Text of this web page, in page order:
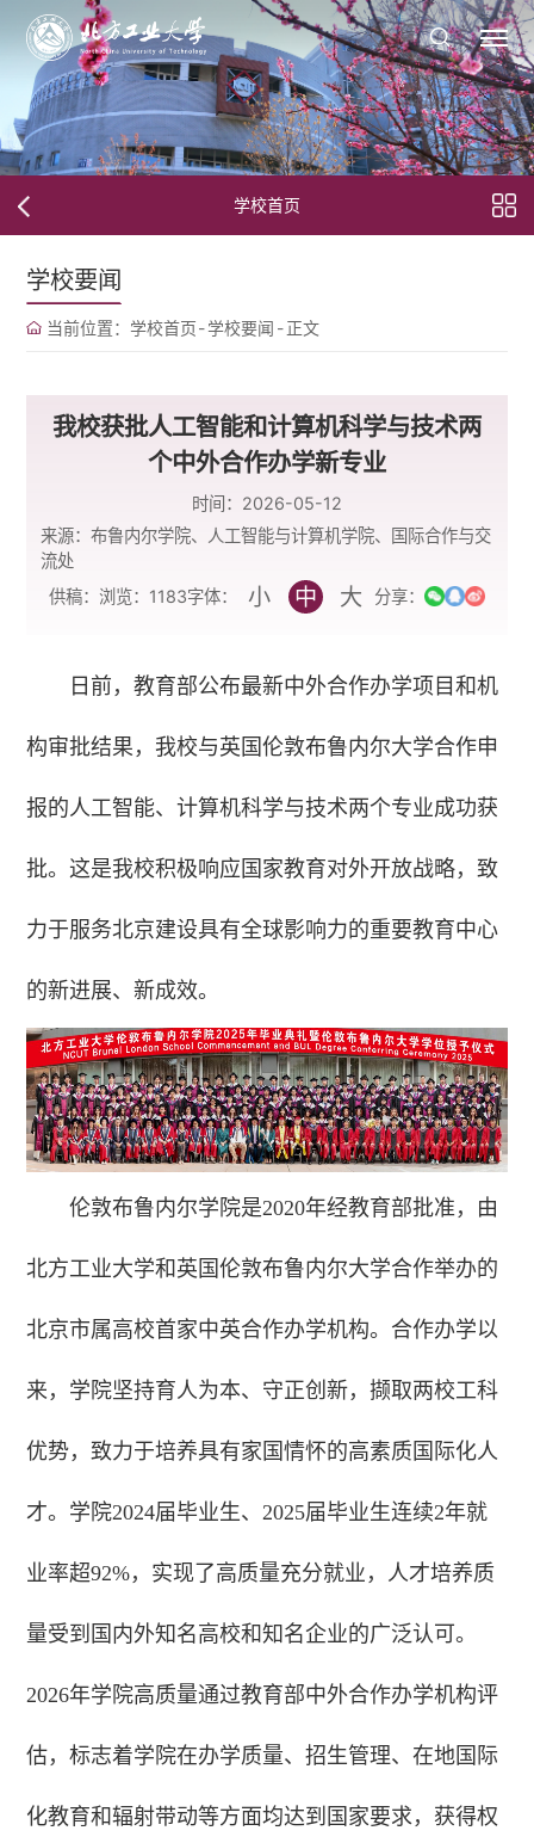
学校首页
学校要闻
当前位置： 学校首页-学校要闻 -正文
我校获批人工智能和计算机科学与技术两
个中外合作办学新专业
时间：2026-05-12
来源：布鲁内尔学院、人工智能与计算机学院、国际合作与交
流处
供稿： 浏览： 1183字体： 小 中 大 分享：
日前，教育部公布最新中外合作办学项目和机
构审批结果，我校与英国伦敦布鲁内尔大学合作申
报的人工智能、计算机科学与技术两个专业成功获
批。这是我校积极响应国家教育对外开放战略，致
力于服务北京建设具有全球影响力的重要教育中心
的新进展、新成效。
伦敦布鲁内尔学院是2020年经教育部批准，由
北方工业大学和英国伦敦布鲁内尔大学合作举办的
北京市属高校首家中英合作办学机构。合作办学以
来，学院坚持育人为本、守正创新，撷取两校工科
优势，致力于培养具有家国情怀的高素质国际化人
才。学院2024届毕业生、2025届毕业生连续2年就
业率超92%，实现了高质量充分就业，人才培养质
量受到国内外知名高校和知名企业的广泛认可。
2026年学院高质量通过教育部中外合作办学机构评
估，标志着学院在办学质量、招生管理、在地国际
化教育和辐射带动等方面均达到国家要求，获得权